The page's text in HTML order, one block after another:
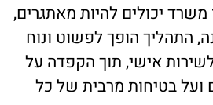
משרד יכולים להיות מאתגרים,
התהליך הופך לפשוט ונוח
אישי, תוך הקפדה על
ועל בטיחות מרבית של כל